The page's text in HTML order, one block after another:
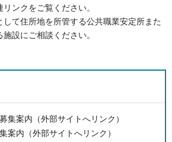
ンクをご覧ください。
して住所地を所管する公共職業安定所また
設にご相談ください。
集案内（外部サイトへリンク）
案内（外部サイトへリンク）